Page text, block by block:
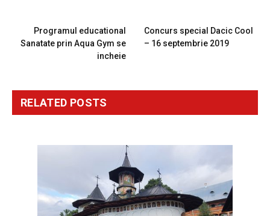
Programul educational
Sanatate prin Aqua Gym se
incheie
Concurs special Dacic Cool
– 16 septembrie 2019
RELATED POSTS